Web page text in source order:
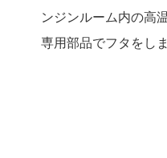
ンジンルーム内の高
専用部品でフタをしま